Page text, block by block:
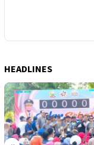
HEADLINES